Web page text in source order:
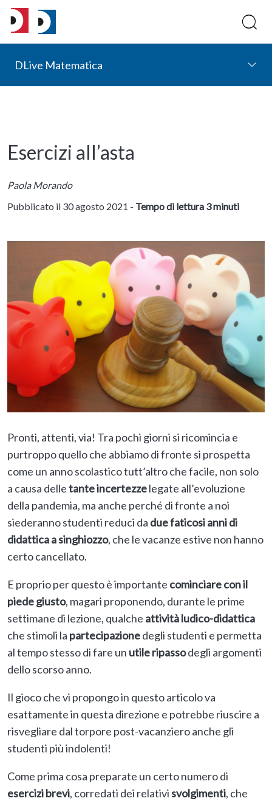
DLive Matematica
Esercizi all’asta
Paola Morando
Pubblicato il 30 agosto 2021 - Tempo di lettura 3 minuti
Pronti, attenti, via! Tra pochi giorni si ricomincia e
purtroppo quello che abbiamo di fronte si prospetta
come un anno scolastico tutt’altro che facile, non solo
a causa delletante incertezzelegate all’evoluzione
della pandemia, ma anche perché di fronte a noi
siederanno studenti reduci da due faticosi anni di
didattica a singhiozzo, che le vacanze estive non hanno
certo cancellato.
E proprio per questo è importante cominciare con il
piede giusto, magari proponendo, durante le prime
settimane di lezione, qualche attività ludico-didattica
che stimoli la partecipazionedegli studenti e permetta
al tempo stesso di fare un utile ripassodegli argomenti
dello scorso anno.
Il gioco che vi propongo in questo articolo va
esattamente in questa direzione e potrebbe riuscire a
risvegliare dal torpore post-vacanziero anche gli
studenti più indolenti!
Come prima cosa preparate un certo numero di
esercizi brevi, corredati dei relativisvolgimenti, che